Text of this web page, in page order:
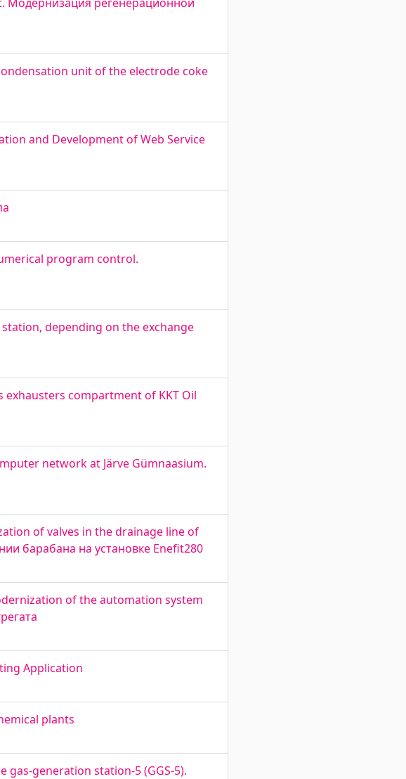
unit of the electrode coke
and Development of Web Service
program control.
depending on the exchange
compartment of KKT Oil
network at Järve Gümnaasium.
of valves in the drainage line of
барабана на установке Enefit280
of the automation system
Application
plants
generation station-5 (GGS-5).